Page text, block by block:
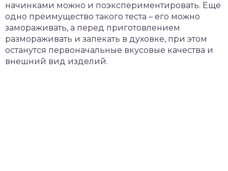
начинками можно и поэкспериментировать. Еще
одно преимущество такого теста – его можно
замораживать, а перед приготовлением
размораживать и запекать в духовке, при этом
останутся первоначальные вкусовые качества и
внешний вид изделий.